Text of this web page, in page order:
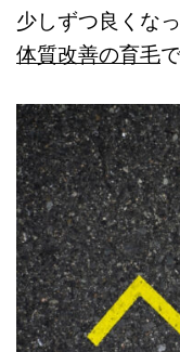
少しずつ良くな
体質改善の育毛